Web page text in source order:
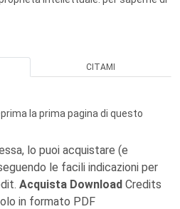
CITAMI
la prima pagina di questo
lo puoi acquistare (e
le facili indicazioni per
Acquista Download Credits
in formato PDF